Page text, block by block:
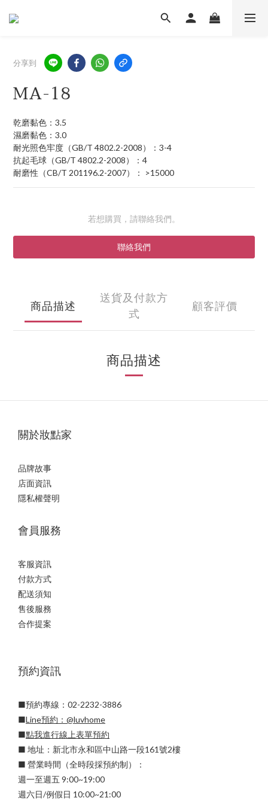
分享到
MA-18
乾磨黏色：3.5
濕磨黏色：3.0
耐光照色牢度（GB/T 4802.2-2008）：3-4
抗起毛球（GB/T 4802.2-2008）：4
耐磨性（CB/T 201196.2-2007）： >15000
若想購買，請聯絡我們。
聯絡我們
商品描述
送貨及付款方
式
顧客評價
商品描述
關於妝點家
品牌故事
店面資訊
隱私權聲明
會員服務
客服資訊
付款方式
配送須知
售後服務
合作提案
預約資訊
■預約專線：02-2232-3886
■Line預約： @luvhome
■點我進行線上表單預約
■ 地址：新北市永和區中山路一段161號2樓
■ 營業時間（全時段採預約制）：
週一至週五 9:00~19:00
週六日/例假日 10:00~21:00